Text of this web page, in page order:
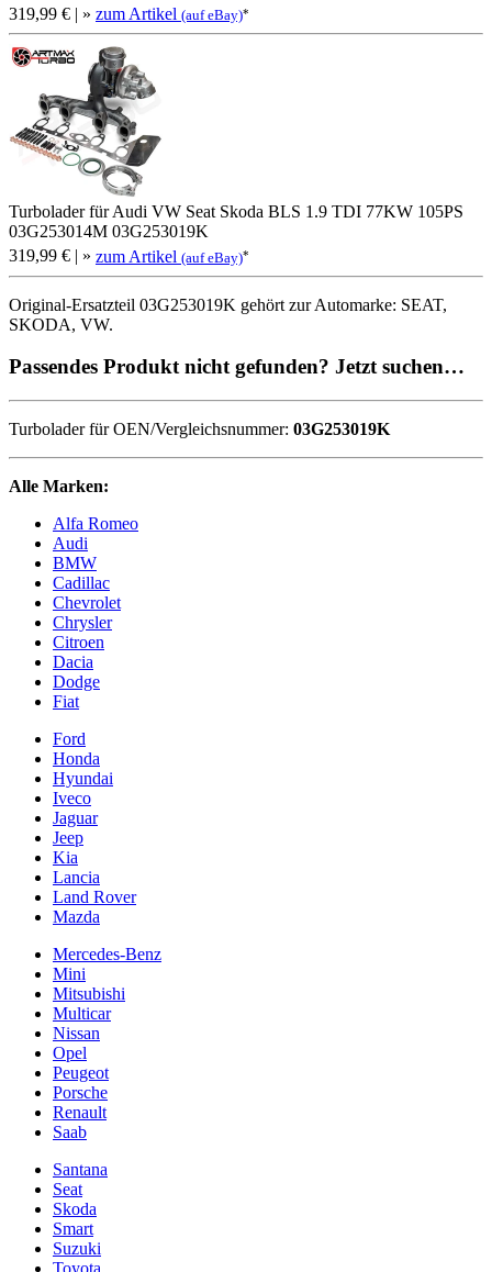
319,99 € | » zum Artikel (auf eBay)*
Turbolader für Audi VW Seat Skoda BLS 1.9 TDI 77KW 105PS
03G253014M 03G253019K
319,99 € | » zum Artikel (auf eBay)*
Original-Ersatzteil 03G253019K gehört zur Automarke: SEAT,
SKODA, VW.
Passendes Produkt nicht gefunden? Jetzt suchen…
Turbolader für OEN/Vergleichsnummer: 03G253019K
Alle Marken:
Alfa Romeo
Audi
BMW
Cadillac
Chevrolet
Chrysler
Citroen
Dacia
Dodge
Fiat
Ford
Honda
Hyundai
Iveco
Jaguar
Jeep
Kia
Lancia
Land Rover
Mazda
Mercedes-Benz
Mini
Mitsubishi
Multicar
Nissan
Opel
Peugeot
Porsche
Renault
Saab
Santana
Seat
Skoda
Smart
Suzuki
Toyota